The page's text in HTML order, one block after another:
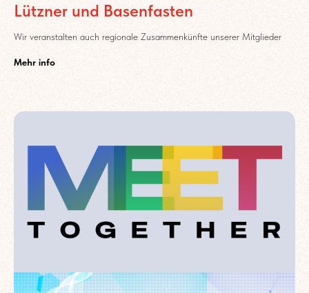
Lützner und Basenfasten
Wir veranstalten auch regionale Zusammenkünfte unserer Mitglieder
Mehr info